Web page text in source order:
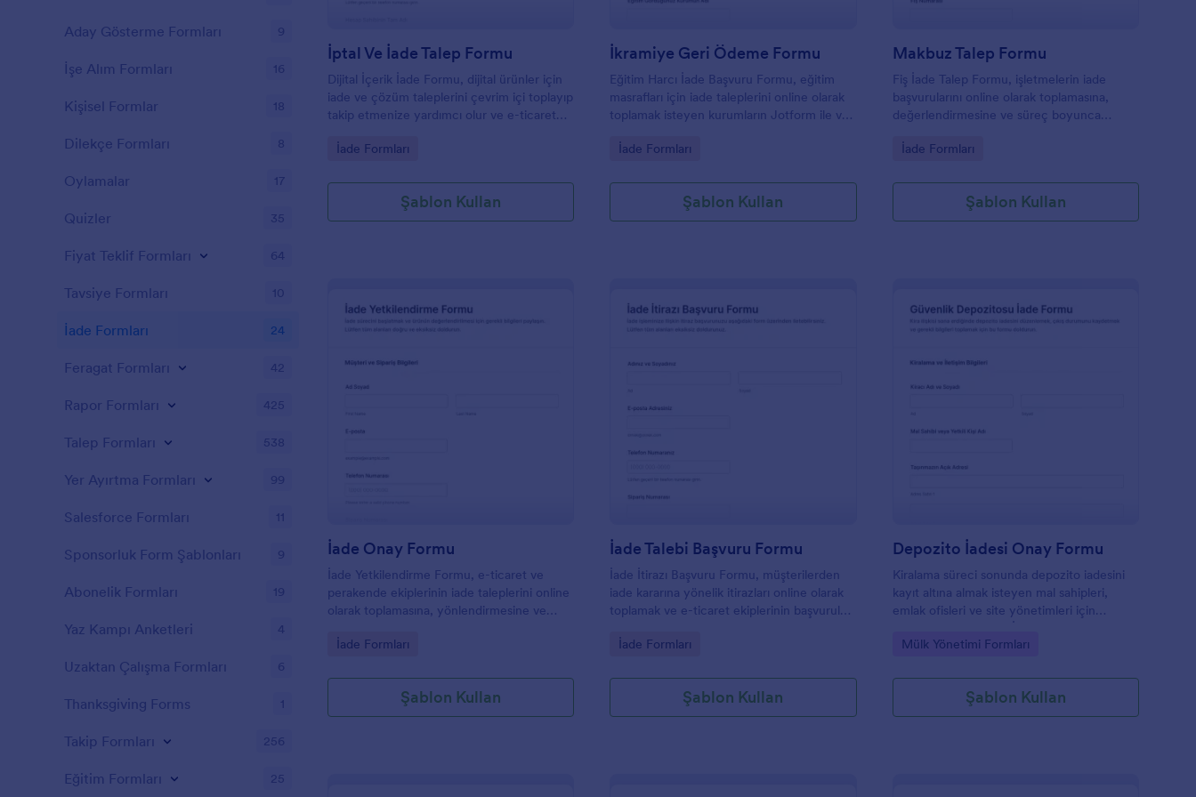
İptal Ve İade Talep Formu
Dijital İçerik İade Formu, dijital ürünler için
iade ve çözüm taleplerini çevrim içi toplayıp
takip etmenize yardımcı olur ve e-ticaret
toplama sürecini hızlandırır.
Go to Category:
İade Formları
Şablon Kullan
İkramiye Geri Ödeme Formu
Eğitim Harcı İade Başvuru Formu, eğitim
masrafları için iade taleplerini online olarak
toplamak isteyen kurumların Jotform ile veri
yerden yürütmesine yardımcı olur.
Go to Category:
İade Formları
Şablon Kullan
Makbuz Talep Formu
Fiş İade Talep Formu, işletmelerin iade
başvurularını online olarak toplamasına,
değerlendirmesine ve süreç boyunca
yardımcı olan bir form şablonudur.
Go to Category:
İade Formları
Şablon Kullan
İade Onay Formu
İade Yetkilendirme Formu, e-ticaret ve
perakende ekiplerinin iade taleplerini online
olarak toplamasına, yönlendirmesine ve
şablonu ile veri toplama sürecini hızlandırır.
Go to Category:
İade Formları
Şablon Kullan
İade Talebi Başvuru Formu
İade İtirazı Başvuru Formu, müşterilerden
iade kararına yönelik itirazları online olarak
toplamak ve e-ticaret ekiplerinin başvuruları
için idealdir.
Go to Category:
İade Formları
Şablon Kullan
Depozito İadesi Onay Formu
Kiralama süreci sonunda depozito iadesini
kayıt altına almak isteyen mal sahipleri,
emlak ofisleri ve site yönetimleri için
iade yöntemi ve çıkış kontrolünü tek akışta
Go to Category:
Mülk Yönetimi Formları
Şablon Kullan
Aday Gösterme Formları 9
İşe Alım Formları 16
Kişisel Formlar 18
Dilekçe Formları 8
Oylamalar 17
Quizler 35
Fiyat Teklif Formları 64
Tavsiye Formları 10
İade Formları 24
Feragat Formları 42
Rapor Formları 425
Talep Formları 538
Yer Ayırtma Formları 99
Salesforce Formları 11
Sponsorluk Form Şablonları 9
Abonelik Formları 19
Yaz Kampı Anketleri 4
Uzaktan Çalışma Formları 6
Thanksgiving Forms 1
Takip Formları 256
Eğitim Formları 25